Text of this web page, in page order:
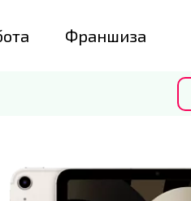
Франшиза